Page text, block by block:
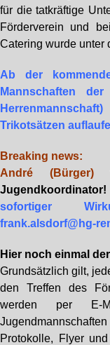
für die tatkräftige
Förderverein und
Catering wurde unter
Ab der
Mannschaften
Trikotsätzen
Breaking news:
André (Bürger)
Jugendkoordinator!
sofortiger
frank.alsdorf@hg-
Hier noch einmal
Grundsätzlich gilt,
den Treffen des
werden per E-
Protokolle, Flyer